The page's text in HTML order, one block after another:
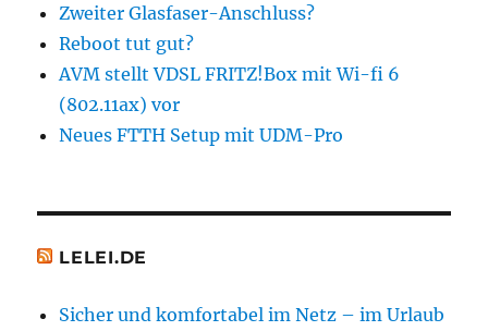
Zweiter Glasfaser-Anschluss?
Reboot tut gut?
AVM stellt VDSL FRITZ!Box mit Wi-fi 6
(802.11ax) vor
Neues FTTH Setup mit UDM-Pro
LELEI.DE
Sicher und komfortabel im Netz – im Urlaub